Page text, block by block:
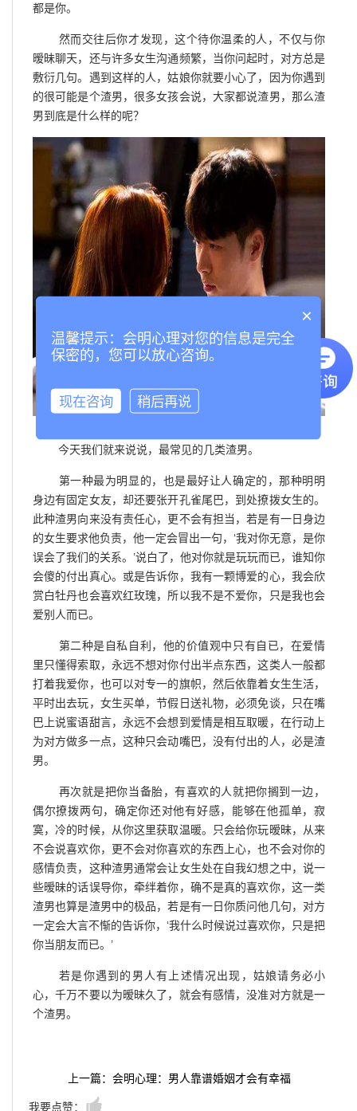
都是你。
然而交往后你才发现，这个待你温柔的人，不仅与你
暧昧聊天，还与许多女生沟通频繁，当你问起时，对方总是
敷衍几句。遇到这样的人，姑娘你就要小心了，因为你遇到
的很可能是个渣男，很多女孩会说，大家都说渣男，那么渣
男到底是什么样的呢？
今天我们就来说说，最常见的几类渣男。
第一种最为明显的，也是最好让人确定的，那种明明
身边有固定女友，却还要张开孔雀尾巴，到处撩拨女生的。
此种渣男向来没有责任心，更不会有担当，若是有一日身边
的女生要求他负责，他一定会冒出一句，‘我对你无意，是你
误会了我们的关系。’说白了，他对你就是玩玩而已，谁知你
会傻的付出真心。或是告诉你，我有一颗博爱的心，我会欣
赏白牡丹也会喜欢红玫瑰，所以我不是不爱你，只是我也会
爱别人而已。
第二种是自私自利，他的价值观中只有自已，在爱情
里只懂得索取，永远不想对你付出半点东西，这类人一般都
打着我爱你，也可以对专一的旗帜，然后依靠着女生生活，
平时出去玩，女生买单，节假日送礼物，必须免谈，只在嘴
巴上说蜜语甜言，永远不会想到爱情是相互取暖，在行动上
为对方做多一点，这种只会动嘴巴，没有付出的人，必是渣
男。
再次就是把你当备胎，有喜欢的人就把你搁到一边，
偶尔撩拨两句，确定你还对他有好感，能够在他孤单，寂
寞，冷的时候，从你这里获取温暖。只会给你玩暧昧，从来
不会说喜欢你，更不会对你喜欢的东西上心，也不会对你的
感情负责，这种渣男通常会让女生处在自我幻想之中，说一
些暧昧的话误导你，牵绊着你，确不是真的喜欢你，这一类
渣男也算是渣男中的极品，若是有一日你质问他几句，对方
一定会大言不惭的告诉你，‘我什么时候说过喜欢你，只是把
你当朋友而已。’
若是你遇到的男人有上述情况出现，姑娘请务必小
心，千万不要以为暧昧久了，就会有感情，没准对方就是一
个渣男。
上一篇：会明心理：男人靠谱婚姻才会有幸福
我要点赞：
×
温馨提示：会明心理对您的信息是完全
保密的，您可以放心咨询。
现在咨询 稍后再说